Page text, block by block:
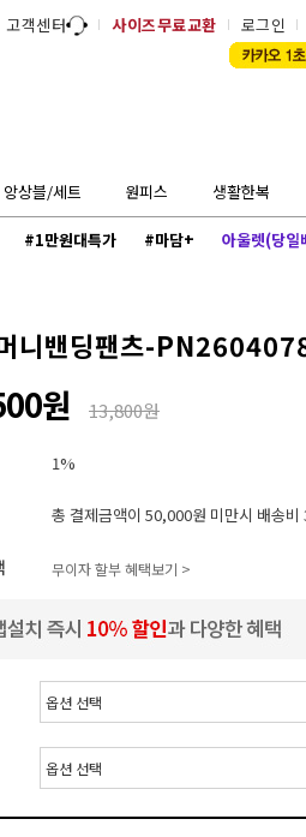
고객센터 사이즈무료교환 로그인
앙상블/세트 원피스 생활한복
#1만원대특가 #마담+ 아울렛(당일
니밴딩팬츠-
원 13,800원
1%
총 결제금액이 50,000원 미만시 배송
무이자 할부 혜택보기 >